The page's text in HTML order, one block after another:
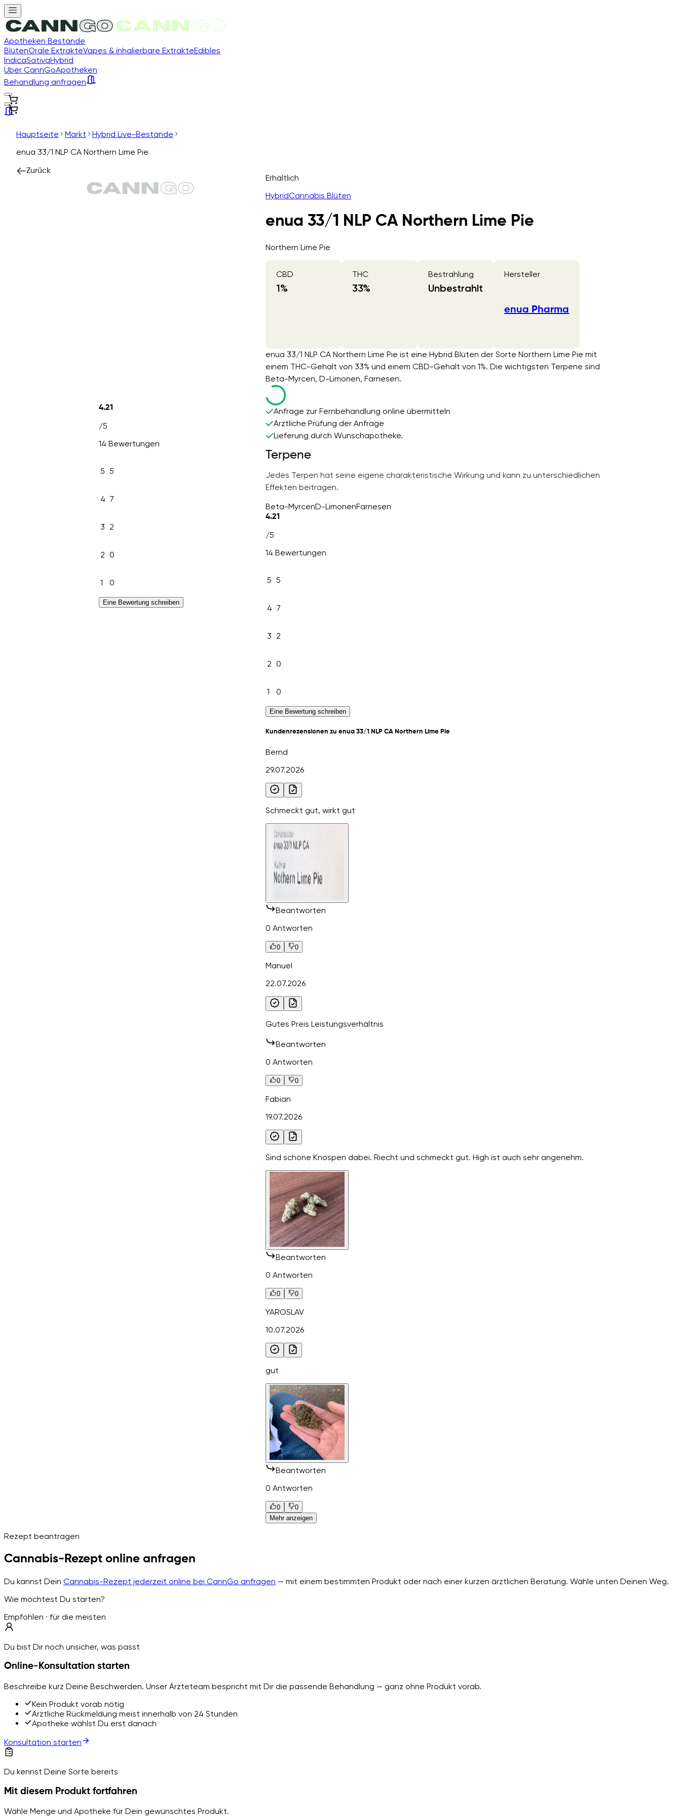
Apotheken Bestände
BlütenOrale ExtrakteVapes & inhalierbare ExtrakteEdibles
IndicaSativaHybrid
Über CannGoApotheken
Behandlung anfragen
Hauptseite Markt
Hybrid Live-Bestände
enua 33/1 NLP CA Northern Lime Pie
Zurück
4.21
/5
14 Bewertungen
5 5
4 7
3 2
2 0
1 0
Eine Bewertung schreiben
Erhältlich
HybridCannabis Blüten
enua 33/1 NLP CA Northern Lime Pie
Northern Lime Pie
CBD
1%
THC
33%
Bestrahlung
Unbestrahlt
Hersteller
enua Pharma
enua 33/1 NLP CA Northern Lime Pie ist eine Hybrid Blüten der Sorte Northern Lime Pie mit
einem THC-Gehalt von 33% und einem CBD-Gehalt von 1%. Die wichtigsten Terpene sind
Beta-Myrcen, D-Limonen, Farnesen.
Anfrage zur Fernbehandlung online übermitteln
Ärztliche Prüfung der Anfrage
Lieferung durch Wunschapotheke.
Terpene
Jedes Terpen hat seine eigene charakteristische Wirkung und kann zu unterschiedlichen
Effekten beitragen.
Beta-MyrcenD-LimonenFarnesen
4.21
/5
14 Bewertungen
5 5
4 7
3 2
2 0
1 0
Eine Bewertung schreiben
Kundenrezensionen zu enua 33/1 NLP CA Northern Lime Pie
Bernd
29.07.2026
Schmeckt gut, wirkt gut
Beantworten
0 Antworten
0 0
Manuel
22.07.2026
Gutes Preis Leistungsverhältnis
Beantworten
0 Antworten
0 0
Fabian
19.07.2026
Sind schöne Knospen dabei. Riecht und schmeckt gut. High ist auch sehr angenehm.
Beantworten
0 Antworten
0 0
YAROSLAV
10.07.2026
gut
Beantworten
0 Antworten
0
0
Mehr anzeigen
Rezept beantragen
Cannabis-Rezept online anfragen
Du kannst Dein Cannabis-Rezept jederzeit online bei CannGo anfragen — mit einem bestimmten Produkt oder nach einer kurzen ärztlichen Beratung. Wähle unten Deinen Weg.
Wie möchtest Du starten?
Empfohlen · für die meisten
Du bist Dir noch unsicher, was passt
Online-Konsultation starten
Beschreibe kurz Deine Beschwerden. Unser Ärzteteam bespricht mit Dir die passende Behandlung — ganz ohne Produkt vorab.
Kein Produkt vorab nötig
Ärztliche Rückmeldung meist innerhalb von 24 Stunden
Apotheke wählst Du erst danach
Konsultation starten
Du kennst Deine Sorte bereits
Mit diesem Produkt fortfahren
Wähle Menge und Apotheke für Dein gewünschtes Produkt.